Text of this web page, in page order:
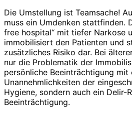
Die Umstellung ist Teamsache!
muss ein Umdenken stattfinden.
free hospital“ mit tiefer Narkose
immobilisiert den Patienten und
zusätzliches Risiko dar. Bei
nur die Problematik der
persönliche Beeinträchtigung mit
Unannehmlichkeiten der
Hygiene, sondern auch ein Delir-
Beeinträchtigung.